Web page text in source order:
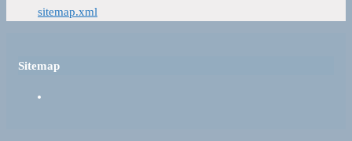
sitemap.xml
Sitemap